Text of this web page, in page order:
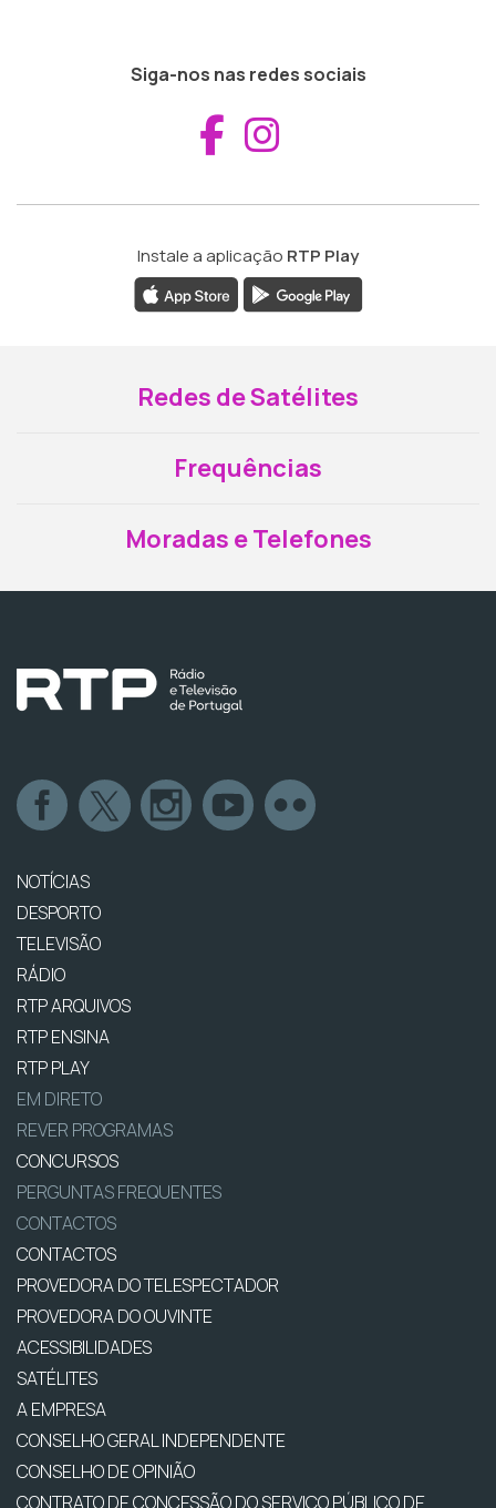
Siga-nos nas redes sociais
Aceder ao
Instale a aplicação RTP Play
Redes de Satélites
Frequências
Moradas e Telefones
NOTÍCIAS
DESPORTO
TELEVISÃO
RÁDIO
RTP ARQUIVOS
RTP ENSINA
RTP PLAY
EM DIRETO
REVER PROGRAMAS
CONCURSOS
PERGUNTAS FREQUENTES
CONTACTOS
CONTACTOS
PROVEDORA DO TELESPECTADOR
PROVEDORA DO OUVINTE
ACESSIBILIDADES
SATÉLITES
A EMPRESA
CONSELHO GERAL INDEPENDENTE
CONSELHO DE OPINIÃO
CONTRATO DE CONCESSÃO DO SERVIÇO PÚBLICO DE